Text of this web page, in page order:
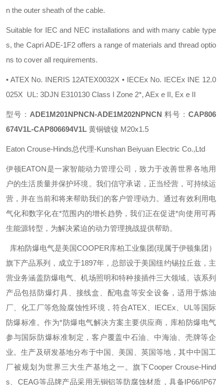
n the outer sheath of the cable.
Suitable for IEC and NEC installations and with many cable type
s, the Capri ADE-1F2 offers a range of materials and thread optio
ns to cover all requirements.
• ATEX No. INERIS 12ATEX0032X • IECEx No. IECEx INE 12.0
025X UL: 3DJN E310130 Class I Zone 2*, AEx e II, Ex e II
型号： ADE1M201NPNCN-ADE1M202NPNCN 料号： CAP806
674V1L-CAP806694V1L 黄铜镀镍 M20x1.5
Eaton Crouse-Hinds总代理-Kunshan Beiyuan Electric Co.,Ltd
伊顿EATON是一家智能动力管理公司，致力于改善世界各地用
户的生活质量并保护环境。我们信守承诺，正当经营，可持续运
营，并在当前和将来帮助我们的客户管理动力。通过有效利用电
气化和数字化在*范围内的增长趋势，我们正在促进*向使用可再
生能源转型，为解决紧迫的动力管理挑战提供帮助。
库柏防爆电气是美国COOPER库柏工业集团(现属于伊顿集团）
旗下产品系列，成立于1897年，总部设于美国纽约锡拉丘兹，主
营业务涵盖防爆电气、机场照明和特种接插件三大领域。该系列
产品包括防爆灯具、接线盒、配电盘等安全设备，适用于炼油
厂、化工厂等危险腐蚀性环境，符合ATEX IECEx UL 等国际
防爆标准。作为*防爆电气解决方案主要供应商，库柏防爆电气
参与国际防爆标准制定，客户覆盖中石油、中海油、壳牌等企
业。生产及研发基地分布于中国、美国、英国等地，其中中国工
厂被规划为世界三大生产基地之一。旗下Cooper Crouse-Hind
s
CEAG等品牌产品采用无铜铝等防腐蚀材质，具备IP66/IP67